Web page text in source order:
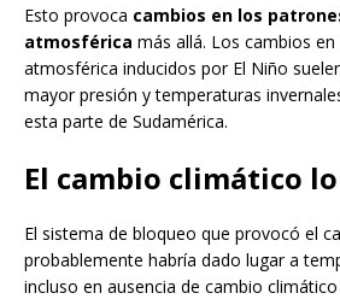
Esto provoca cambios en los
atmosférica más allá. Los cambios en
atmosférica inducidos por El Niño
mayor presión y temperaturas
esta parte de Sudamérica.
El cambio climático
El sistema de bloqueo que provocó el
probablemente habría dado lugar a
incluso en ausencia de cambio